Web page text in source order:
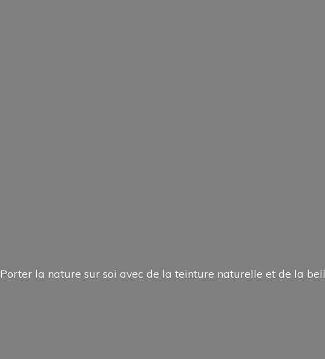
Porter la nature sur soi avec de la teinture naturelle et de la